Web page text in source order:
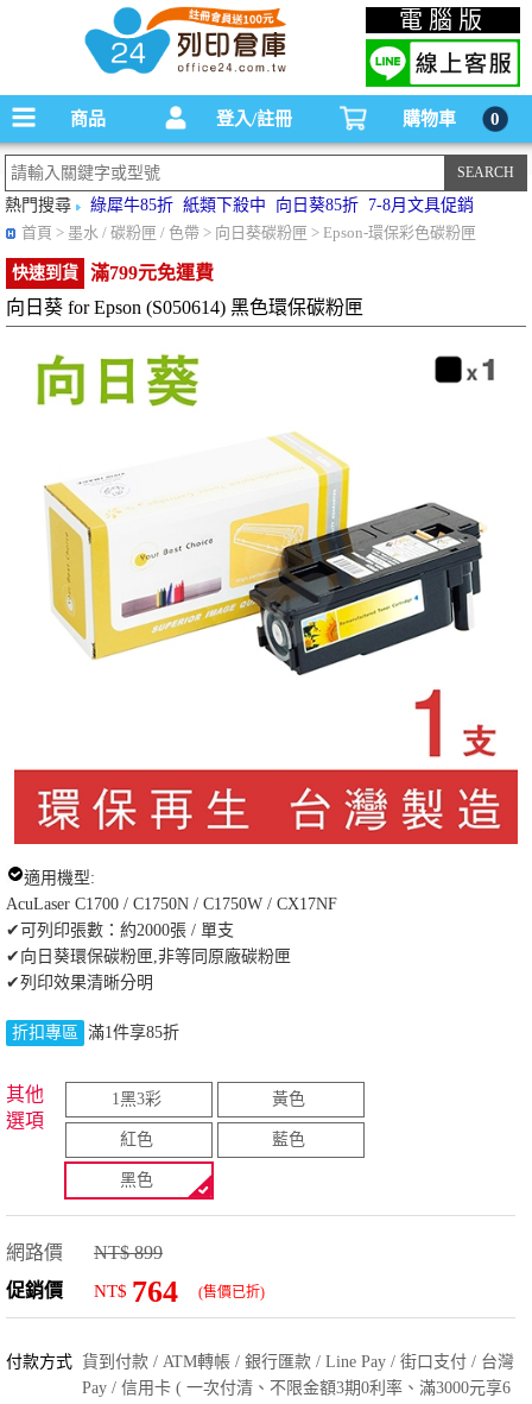
碳粉匣，墨水匣,原廠碳粉匣，副廠碳粉匣，環保碳粉匣,連續供墨印表機-office24列印
倉庫線上購物手機版
電腦版
商品 登入/註冊 購物車 0
熱門搜尋 綠犀牛85折 紙類下殺中 向日葵85折 7-8月文具促銷
首頁 > 墨水 / 碳粉匣 / 色帶 > 向日葵碳粉匣 > Epson-環保彩色碳粉匣
快速到貨
滿799元免運費
向日葵 for Epson (S050614) 黑色環保碳粉匣
適用機型:
AcuLaser C1700 / C1750N / C1750W / CX17NF
✔可列印張數：約2000張 / 單支
✔向日葵環保碳粉匣,非等同原廠碳粉匣
✔列印效果清晰分明
折扣專區 滿1件享85折
其他
選項
1黑3彩 黃色
紅色 藍色
黑色
網路價
NT$ 899
促銷價
NT$ 764 (售價已折)
付款方式 貨到付款 / ATM轉帳 / 銀行匯款 / Line Pay / 街口支付 / 台灣
Pay / 信用卡 ( 一次付清、不限金額3期0利率、滿3000元享6